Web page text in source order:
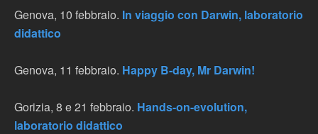
Genova, 10 febbraio. In viaggio con Darwin, laboratorio
didattico
Genova, 11 febbraio. Happy B-day, Mr Darwin!
Gorizia, 8 e 21 febbraio. Hands-on-evolution,
laboratorio didattico